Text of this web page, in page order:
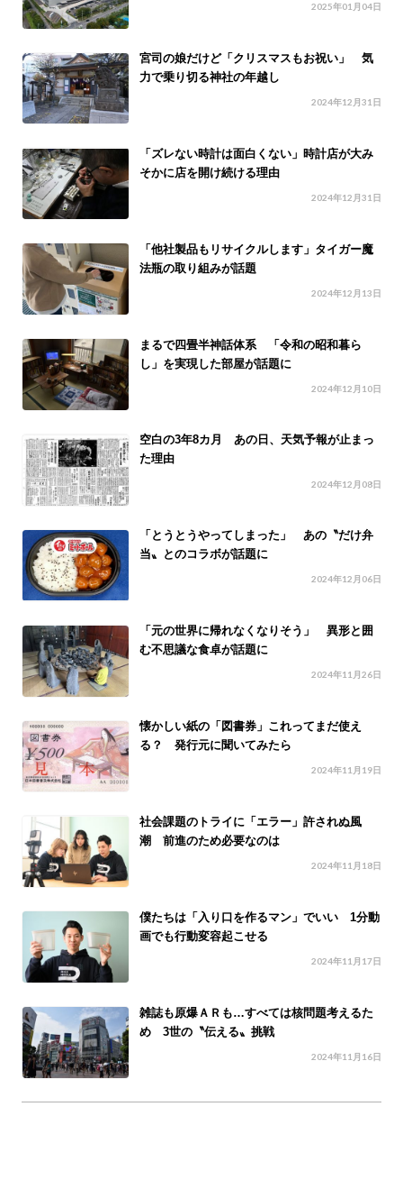
2025年01月04日
宮司の娘だけど「クリスマスもお祝い」 気
力で乗り切る神社の年越し
2024年12月31日
「ズレない時計は面白くない」時計店が大み
そかに店を開け続ける理由
2024年12月31日
「他社製品もリサイクルします」タイガー魔
法瓶の取り組みが話題
2024年12月13日
まるで四畳半神話体系 「令和の昭和暮ら
し」を実現した部屋が話題に
2024年12月10日
空白の3年8カ月 あの日、天気予報が止まっ
た理由
2024年12月08日
「とうとうやってしまった」 あの〝だけ弁
当〟とのコラボが話題に
2024年12月06日
「元の世界に帰れなくなりそう」 異形と囲
む不思議な食卓が話題に
2024年11月26日
懐かしい紙の「図書券」これってまだ使え
る？ 発行元に聞いてみたら
2024年11月19日
社会課題のトライに「エラー」許されぬ風
潮 前進のため必要なのは
2024年11月18日
僕たちは「入り口を作るマン」でいい 1分動
画でも行動変容起こせる
2024年11月17日
雑誌も原爆ＡＲも…すべては核問題考えるた
め 3世の〝伝える〟挑戦
2024年11月16日